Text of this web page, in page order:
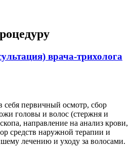
врача-трихолога
первичный осмотр, сбор
головы и волос (стержня и
направление на анализ крови,
средств наружной терапии и
лечению и уходу за волосами.